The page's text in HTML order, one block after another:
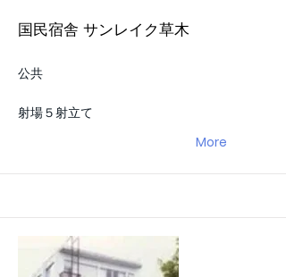
国民宿舎 サンレイク草木
公共
射場５射立て
More